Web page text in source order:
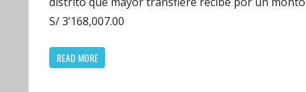
S/ 3’168,007.00
READ MORE